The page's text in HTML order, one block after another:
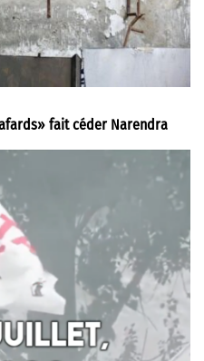
fait céder Narendra